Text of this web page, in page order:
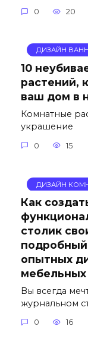
0 20
ДИЗАЙН
10
растений,
ваш дом в
Комнатные
украшение
0 15
ДИЗАЙН
Как
столик
подробный
опытных
Вы всегда
журнальном
0 16